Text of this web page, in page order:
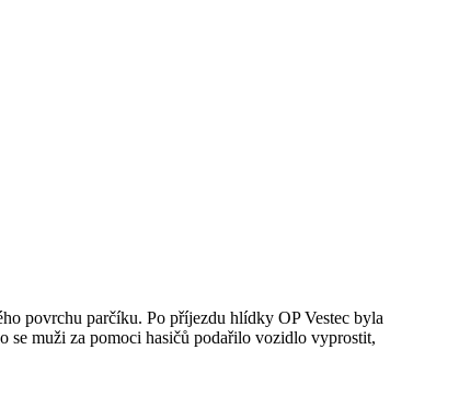
povrchu parčíku. Po příjezdu hlídky OP Vestec byla
se muži za pomoci hasičů podařilo vozidlo vyprostit,